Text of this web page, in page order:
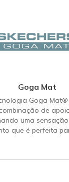
Goga Mat
Goga Mat®
de
uma
que é perfeita